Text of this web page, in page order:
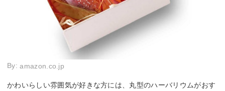
By:amazon.co.jp
かわいらしい雰囲気が好きな方には、丸型のハーバリウムがおす